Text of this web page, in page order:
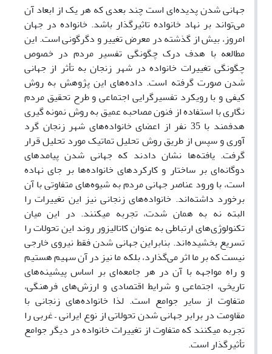
جهانی شدن پدیده‌ای است چند بعدی که هر یک از ابعاد آن
می‌تواند بر نهاد خانواده تاثیرگذار باشد. خانواده در جهان
امروز، بیش از گذشته در معرض تغییر و دگرگونی است. این
مطالعه با هدف درک چگونگی تفسیر مردم در خصوص
چگونگی تغییرات خانواده در شهر زنجان به تأثر از جهانی
شدن صورت گرفته است. داده‌های این پژوهش به روش
کیفی و با رویکرد تفسیرگرایی اجتماعی و طرح تحقیق مردم
نگاری با استفاده از فنون مصاحبه عمیق به روش نمونه گیری
هدفمند با 35 نفر از اعضای خانواده‌های شهر زنجان گرد
آوری و سپس از طریق روش تحلیل تماتیک مورد تحلیل قرار
گرفت. یافته‌ها نشان دادند که جهانی شدن پیامدهای
دوگانه‌ای بر ساختار و کارکردهای خانواده‌ها بر جای نهاده
است، با ورود عناصر جهانی مردم به شیوه‌های متفاوتی با آن
برخورد داشته‌اند. خانواده‌های زنجانی نیز این تغییرات را
البته نه به همان شدت، تجربه میکنند. در این میان
تکنولوژی‌های ارتباطی به عنوان کاتالیزور روند این تحولات را
تسریع بخشیده‌اند. بنابراین جهانی شدن فقط نیروی خارجی
نیست که بر ما اثر می‌گذارد، بلکه ما نیز در آن سهیم هستیم
و راه مواجهه با آن در هر جامعه‌ای بر اساس پیشینه‌های
تاریخی، اجتماعی و شرایط اقتصادی و ارزش‌های فرهنگی،
متفاوت از سایر جوامع است. لذا خانواده‌های زنجانی با
مقاومت در برابر جهانی شدن تحولاتی از نوع ایرانی – غربی را
تجربه میکنند که متفاوت از تغییرات خانواده در دیگر جوامع
تأثیرگذار است.